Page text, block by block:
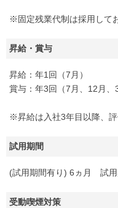
※固定残業代制は採用して
昇給・賞与
昇給：年1回（7月）
賞与：年3回（7月、12月、3
※昇給は入社3年目以降、評
試用期間
(試用期間有り) 6ヵ月 試用
受動喫煙対策